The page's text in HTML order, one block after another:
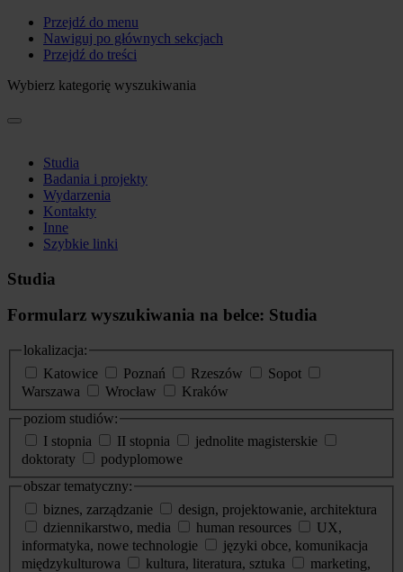
Przejdź do menu
Nawiguj po głównych sekcjach
Przejdź do treści
Wybierz kategorię wyszukiwania
Studia
Badania i projekty
Wydarzenia
Kontakty
Inne
Szybkie linki
Studia
Formularz wyszukiwania na belce: Studia
lokalizacja:
Katowice
Poznań Rzeszów
Sopot
Warszawa
Wrocław
Kraków
poziom studiów:
I stopnia
II stopnia
jednolite magisterskie
doktoraty
podyplomowe
obszar tematyczny:
biznes, zarządzanie
design, projektowanie, architektura
dziennikarstwo, media
human resources
UX,
informatyka, nowe technologie
języki obce, komunikacja
międzykulturowa
kultura, literatura, sztuka
marketing,